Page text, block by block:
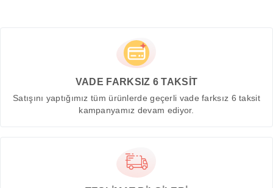
VADE FARKSIZ 6 TAKSİT
Satışını yaptığımız tüm ürünlerde geçerli vade farksız 6 taksit
kampanyamız devam ediyor.